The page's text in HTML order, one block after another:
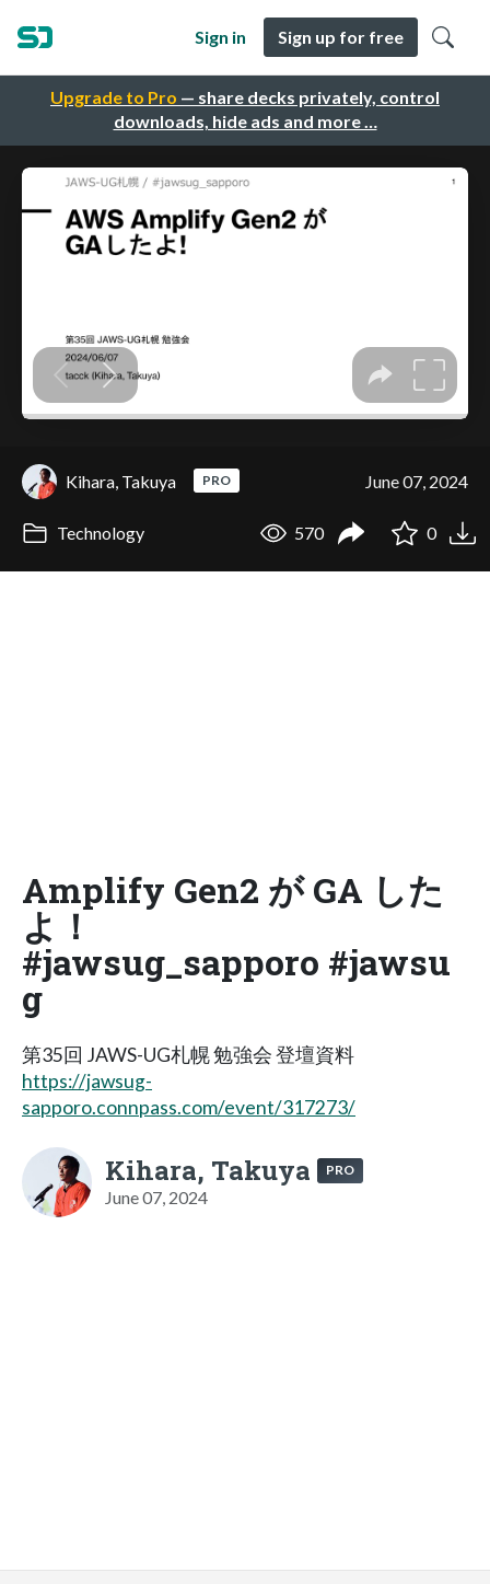
Upgrade to Pro — share decks privately, control
downloads, hide ads and more …
Sign in Sign up for free
Kihara, Takuya PRO June 07, 2024
Technology 570 0
Amplify Gen2 が GA した
よ！
#jawsug_sapporo #jawsu
g
第35回 JAWS-UG札幌 勉強会 登壇資料
https://jawsug-
sapporo.connpass.com/event/317273/
Kihara, Takuya PRO
June 07, 2024